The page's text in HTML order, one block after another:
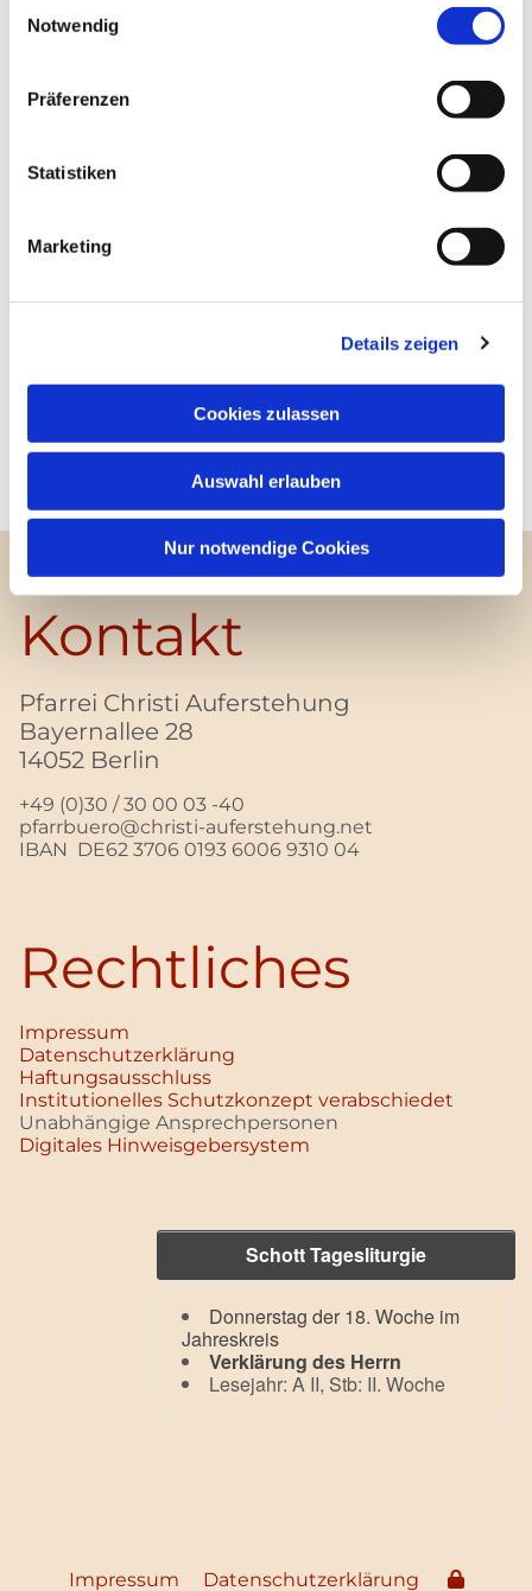
Notwendig
Präferenzen
Statistiken
Marketing
Details zeigen
Cookies zulassen
Auswahl erlauben
Nur notwendige Cookies
Kontakt
Pfarrei Christi Auferstehung
Bayernallee 28
14052 Berlin
+49 (0)30 / 30 00 03 -40
pfarrbuero@christi-auferstehung.net
IBAN DE62 3706 0193 6006 9310 04
Rechtliches
Impressum
Datenschutz­erklärung
Haftungsausschluss
Institutionelles Schutzkonzept verabschiedet
Unabhängige Ansprechpersonen
Digitales Hinweisgebersystem
Schott Tagesliturgie
Donnerstag der 18. Woche im
Jahreskreis
Verklärung des Herrn
Lesejahr: A II, Stb: II. Woche
Impressum Datenschutzerklärung